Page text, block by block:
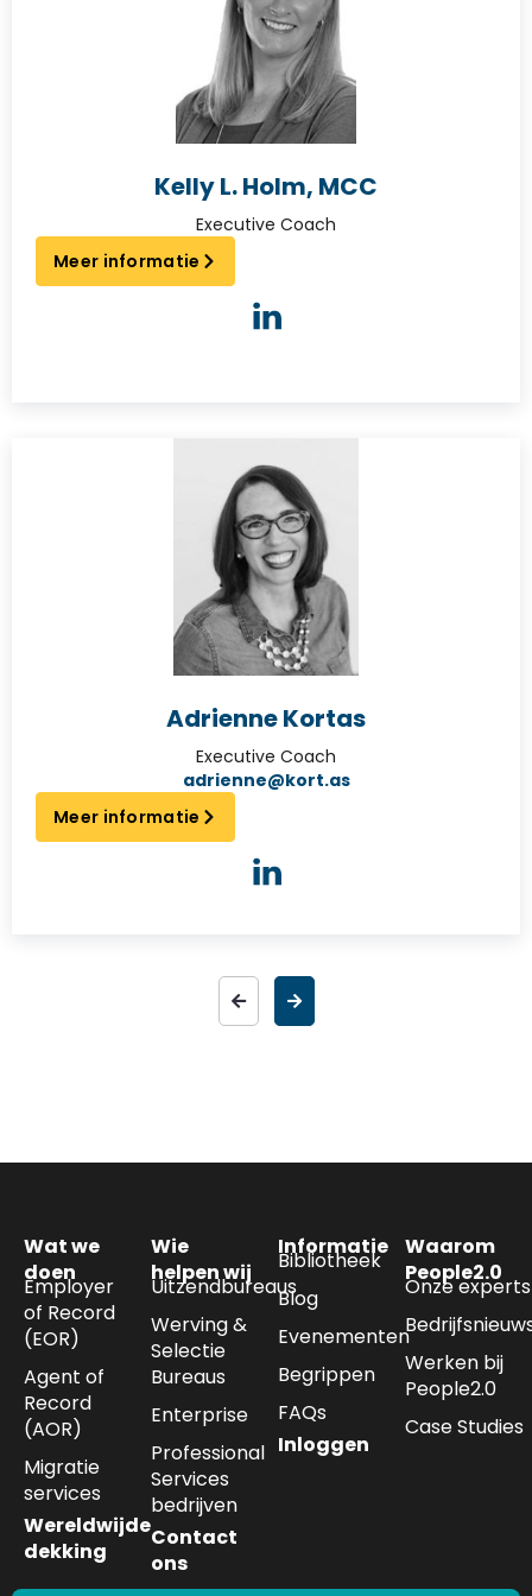
Kelly L. Holm, MCC
Executive Coach
Meer informatie
Adrienne Kortas
Executive Coach
adrienne@kort.as
Meer informatie
Wat we
doen
Employer
of Record
(EOR)
Agent of
Record
(AOR)
Migratie
services
Wereldwijde
dekking
Wie
helpen wij
Uitzendbureaus
Werving &
Selectie
Bureaus
Enterprise
Professional
Services
bedrijven
Contact
ons
Informatie
Bibliotheek
Blog
Evenementen
Begrippen
FAQs
Inloggen
Waarom
People2.0
Onze experts
Werken bij
People2.0
Case Studies